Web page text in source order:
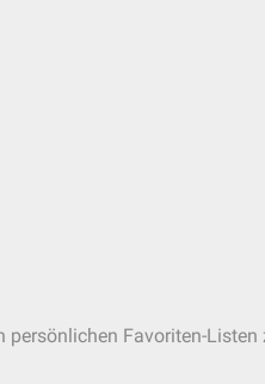
persönlichen Favoriten-Listen